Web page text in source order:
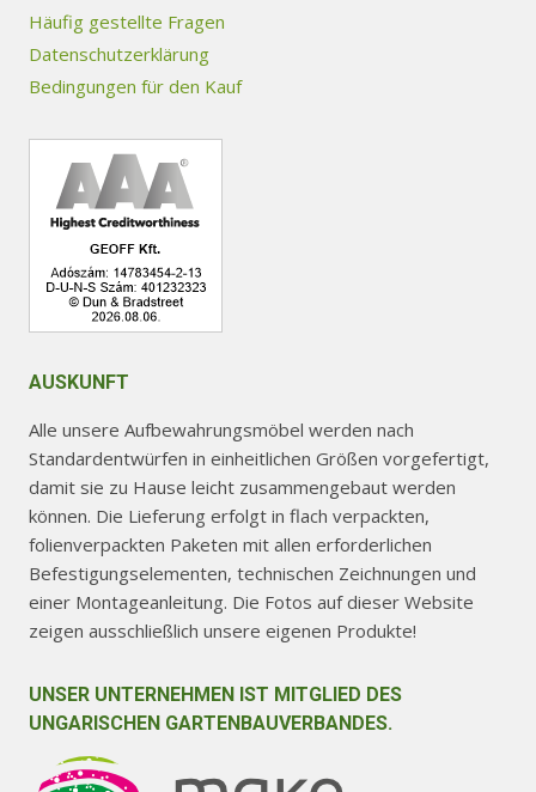
Optionen
können
auf
Produktseite
gewählt
werden
Häufig gestellte Fragen
Datenschutzerklärung
Bedingungen für den Kauf
AUSKUNFT
Alle unsere Aufbewahrungsmöbel werden nach
Standardentwürfen in einheitlichen Größen vorgefertigt,
damit sie zu Hause leicht zusammengebaut werden
können. Die Lieferung erfolgt in flach verpackten,
folienverpackten Paketen mit allen erforderlichen
Befestigungselementen, technischen Zeichnungen und
einer Montageanleitung. Die Fotos auf dieser Website
zeigen ausschließlich unsere eigenen Produkte!
UNSER UNTERNEHMEN IST MITGLIED DES
UNGARISCHEN GARTENBAUVERBANDES.